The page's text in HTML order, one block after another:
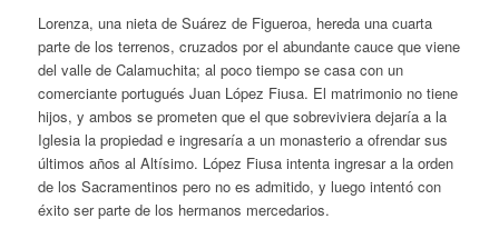
Lorenza, una nieta de Suárez de Figueroa, hereda una cuarta
parte de los terrenos, cruzados por el abundante cauce que viene
del valle de Calamuchita; al poco tiempo se casa con un
comerciante portugués Juan López Fiusa. El matrimonio no tiene
hijos, y ambos se prometen que el que sobreviviera dejaría a la
Iglesia la propiedad e ingresaría a un monasterio a ofrendar sus
últimos años al Altísimo. López Fiusa intenta ingresar a la orden
de los Sacramentinos pero no es admitido, y luego intentó con
éxito ser parte de los hermanos mercedarios.